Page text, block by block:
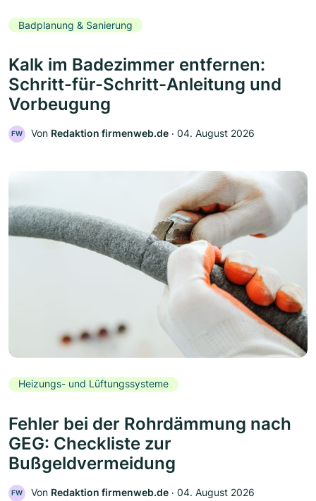
Badplanung & Sanierung
Kalk im Badezimmer entfernen:
Schritt-für-Schritt-Anleitung und
Vorbeugung
FW Von Redaktion firmenweb.de ‧ 04. August 2026
Heizungs- und Lüftungssysteme
Fehler bei der Rohrdämmung nach
GEG: Checkliste zur
Bußgeldvermeidung
FW Von Redaktion firmenweb.de ‧ 04. August 2026